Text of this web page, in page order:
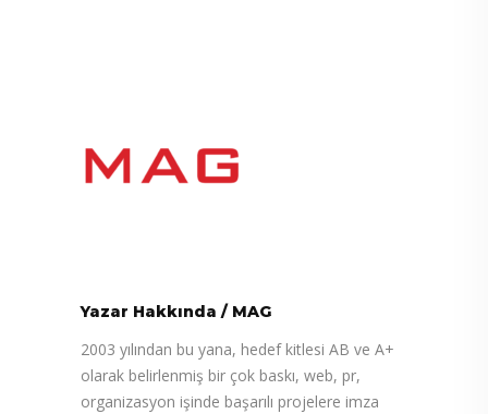
Yazar Hakkında / MAG
2003 yılından bu yana, hedef kitlesi AB ve A+
olarak belirlenmiş bir çok baskı, web, pr,
organizasyon işinde başarılı projelere imza